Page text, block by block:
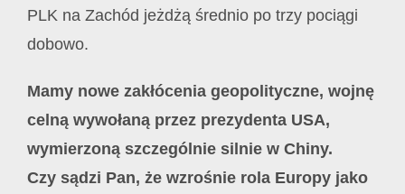
PLK na Zachód jeżdżą średnio po trzy pociągi
dobowo.
Mamy nowe zakłócenia geopolityczne, wojnę
celną wywołaną przez prezydenta USA,
wymierzoną szczególnie silnie w Chiny.
Czy sądzi Pan, że wzrośnie rola Europy jako